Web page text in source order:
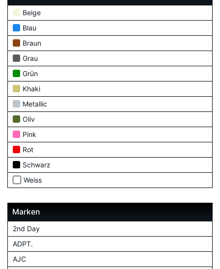
Beige
Blau
Braun
Grau
Grün
Khaki
Metallic
Oliv
Pink
Rot
Schwarz
Weiss
Marken
2nd Day
ADPT.
AJC